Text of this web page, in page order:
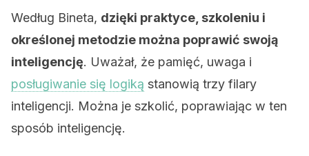
Według Bineta, dzięki praktyce, szkoleniu i
określonej metodzie można poprawić swoją
inteligencję. Uważał, że pamięć, uwaga i
posługiwanie się logiką stanowią trzy filary
inteligencji. Można je szkolić, poprawiając w ten
sposób inteligencję.